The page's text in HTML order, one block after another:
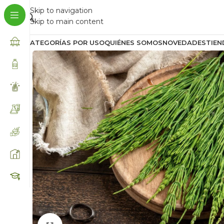
Skip to navigation
Skip to main content
CATEGORÍAS POR USOQUIÉNES SOMOSNOVEDADES